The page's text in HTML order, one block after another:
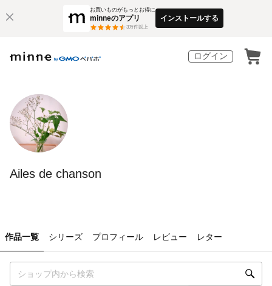
お買いものがもっとお得に
minneのアプリ
3万件以上
インストールする
ログイン
Ailes de chanson
作品一覧 シリーズ プロフィール レビュー レター